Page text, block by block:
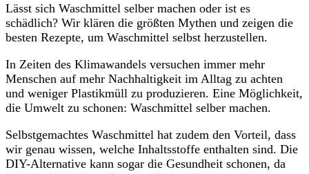
Lässt sich Waschmittel selber machen oder ist es
schädlich? Wir klären die größten Mythen und zeigen die
besten Rezepte, um Waschmittel selbst herzustellen.
In Zeiten des Klimawandels versuchen immer mehr
Menschen auf mehr Nachhaltigkeit im Alltag zu achten
und weniger Plastikmüll zu produzieren. Eine Möglichkeit,
die Umwelt zu schonen: Waschmittel selber machen.
Selbstgemachtes Waschmittel hat zudem den Vorteil, dass
wir genau wissen, welche Inhaltsstoffe enthalten sind. Die
DIY-Alternative kann sogar die Gesundheit schonen, da